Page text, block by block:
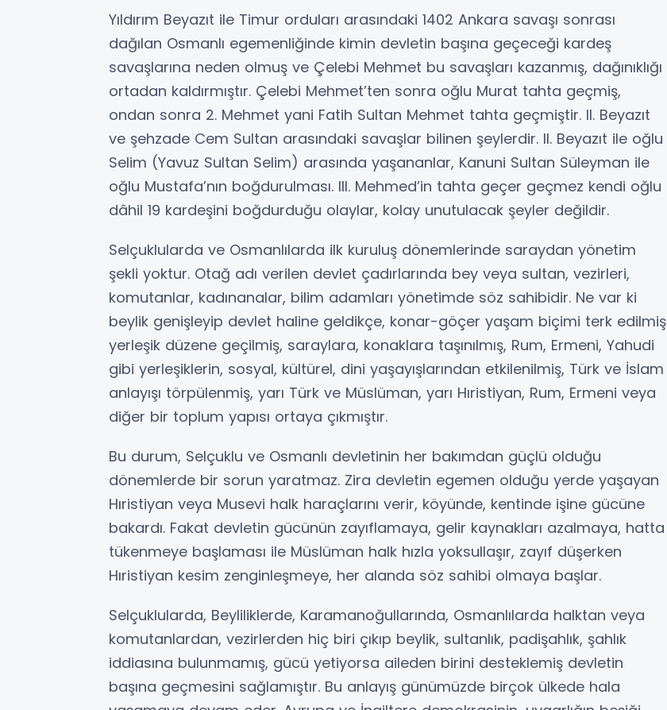
Yıldırım Beyazıt ile Timur orduları arasındaki 1402 Ankara savaşı sonrası
dağılan Osmanlı egemenliğinde kimin devletin başına geçeceği kardeş
savaşlarına neden olmuş ve Çelebi Mehmet bu savaşları kazanmış, dağınıklığı
ortadan kaldırmıştır. Çelebi Mehmet’ten sonra oğlu Murat tahta geçmiş,
ondan sonra 2. Mehmet yani Fatih Sultan Mehmet tahta geçmiştir. II. Beyazıt
ve şehzade Cem Sultan arasındaki savaşlar bilinen şeylerdir. II. Beyazıt ile oğlu
Selim (Yavuz Sultan Selim) arasında yaşananlar, Kanuni Sultan Süleyman ile
oğlu Mustafa’nın boğdurulması. III. Mehmed’in tahta geçer geçmez kendi oğlu
dâhil 19 kardeşini boğdurduğu olaylar, kolay unutulacak şeyler değildir.
Selçuklularda ve Osmanlılarda ilk kuruluş dönemlerinde saraydan yönetim
şekli yoktur. Otağ adı verilen devlet çadırlarında bey veya sultan, vezirleri,
komutanlar, kadınanalar, bilim adamları yönetimde söz sahibidir. Ne var ki
beylik genişleyip devlet haline geldikçe, konar-göçer yaşam biçimi terk edilmiş
yerleşik düzene geçilmiş, saraylara, konaklara taşınılmış, Rum, Ermeni, Yahudi
gibi yerleşiklerin, sosyal, kültürel, dini yaşayışlarından etkilenilmiş, Türk ve İslam
anlayışı törpülenmiş, yarı Türk ve Müslüman, yarı Hıristiyan, Rum, Ermeni veya
diğer bir toplum yapısı ortaya çıkmıştır.
Bu durum, Selçuklu ve Osmanlı devletinin her bakımdan güçlü olduğu
dönemlerde bir sorun yaratmaz. Zira devletin egemen olduğu yerde yaşayan
Hıristiyan veya Musevi halk haraçlarını verir, köyünde, kentinde işine gücüne
bakardı. Fakat devletin gücünün zayıflamaya, gelir kaynakları azalmaya, hatta
tükenmeye başlaması ile Müslüman halk hızla yoksullaşır, zayıf düşerken
Hıristiyan kesim zenginleşmeye, her alanda söz sahibi olmaya başlar.
Selçuklularda, Beyliliklerde, Karamanoğullarında, Osmanlılarda halktan veya
komutanlardan, vezirlerden hiç biri çıkıp beylik, sultanlık, padişahlık, şahlık
iddiasına bulunmamış, gücü yetiyorsa aileden birini desteklemiş devletin
başına geçmesini sağlamıştır. Bu anlayış günümüzde birçok ülkede hala